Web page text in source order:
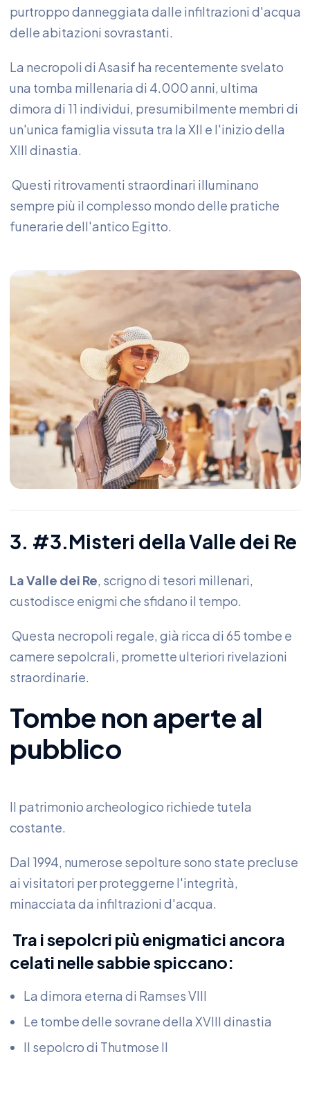
purtroppo danneggiata dalle infiltrazioni d'acqua
delle abitazioni sovrastanti.
La necropoli di Asasif ha recentemente svelato
una tomba millenaria di 4.000 anni, ultima
dimora di 11 individui, presumibilmente membri di
un'unica famiglia vissuta tra la XII e l'inizio della
XIII dinastia.
Questi ritrovamenti straordinari illuminano
sempre più il complesso mondo delle pratiche
funerarie dell'antico Egitto.
3. #3.Misteri della Valle dei Re
La Valle dei Re, scrigno di tesori millenari,
custodisce enigmi che sfidano il tempo.
Questa necropoli regale, già ricca di 65 tombe e
camere sepolcrali, promette ulteriori rivelazioni
straordinarie.
Tombe non aperte al
pubblico
Il patrimonio archeologico richiede tutela
costante.
Dal 1994, numerose sepolture sono state precluse
ai visitatori per proteggerne l'integrità,
minacciata da infiltrazioni d'acqua.
Tra i sepolcri più enigmatici ancora
celati nelle sabbie spiccano:
La dimora eterna di Ramses VIII
Le tombe delle sovrane della XVIII dinastia
Il sepolcro di Thutmose II